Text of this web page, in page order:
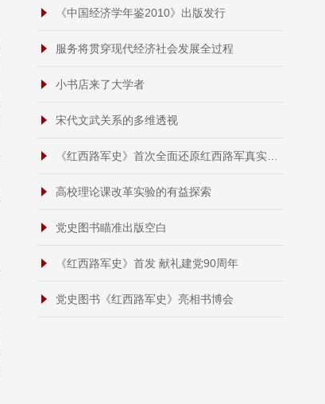
《中国经济学年鉴2010》出版发行
服务将贯穿现代经济社会发展全过程
小书店来了大学者
宋代文武关系的多维透视
高校理论课改革实验的有益探索
党史图书瞄准出版空白
《红西路军史》首发 献礼建党90周年
党史图书《红西路军史》亮相书博会